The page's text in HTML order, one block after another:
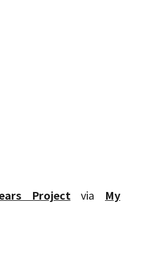
Project via My